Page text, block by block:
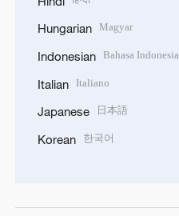
Hungarian Magyar
Indonesian Bahasa Indonesia
Italian Italiano
Japanese 日本語
Korean 한국어